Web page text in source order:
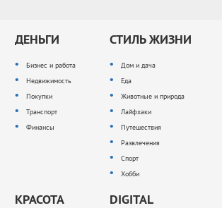
ДЕНЬГИ
Бизнес и работа
Недвижимость
Покупки
Транспорт
Финансы
СТИЛЬ ЖИЗНИ
Дом и дача
Еда
Животные и природа
Лайфхаки
Путешествия
Развлечения
Спорт
Хобби
КРАСОТА DIGITAL